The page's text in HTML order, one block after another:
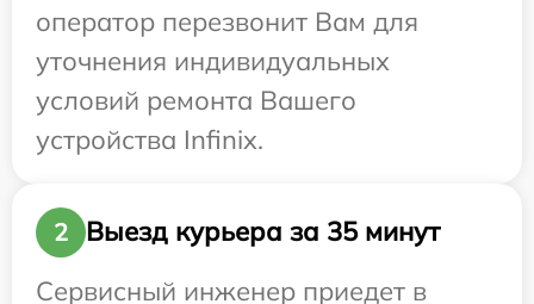
оператор перезвонит Вам для
уточнения индивидуальных
условий ремонта Вашего
устройства Infinix.
2
Выезд курьера за 35 минут
Сервисный инженер приедет в